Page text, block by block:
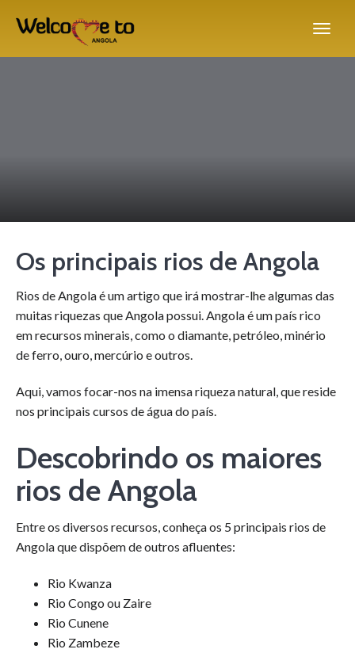
Os principais rios de Angola
Rios de Angola é um artigo que irá mostrar-lhe algumas das
muitas riquezas que Angola possui. Angola é um país rico
em recursos minerais, como o diamante, petróleo, minério
de ferro, ouro, mercúrio e outros.
Aqui, vamos focar-nos na imensa riqueza natural, que reside
nos principais cursos de água do país.
Descobrindo os maiores
rios de Angola
Entre os diversos recursos, conheça os 5 principais rios de
Angola que dispõem de outros afluentes:
Rio Kwanza
Rio Congo ou Zaire
Rio Cunene
Rio Zambeze